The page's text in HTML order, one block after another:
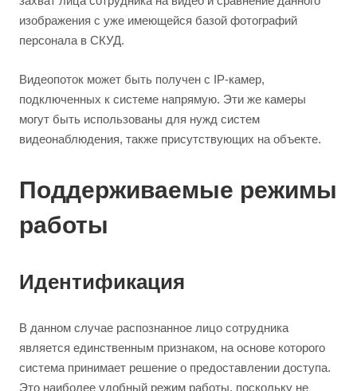
изображения с уже имеющейся базой фотографий
персонала в СКУД.
Видеопоток может быть получен с IP-камер,
подключенных к системе напрямую. Эти же камеры
могут быть использованы для нужд систем
видеонаблюдения, также присутствующих на объекте.
Поддерживаемые режимы
работы
Идентификация
В данном случае распознанное лицо сотрудника
является единственным признаком, на основе которого
система принимает решение о предоставлении доступа.
Это наиболее удобный режим работы, поскольку не